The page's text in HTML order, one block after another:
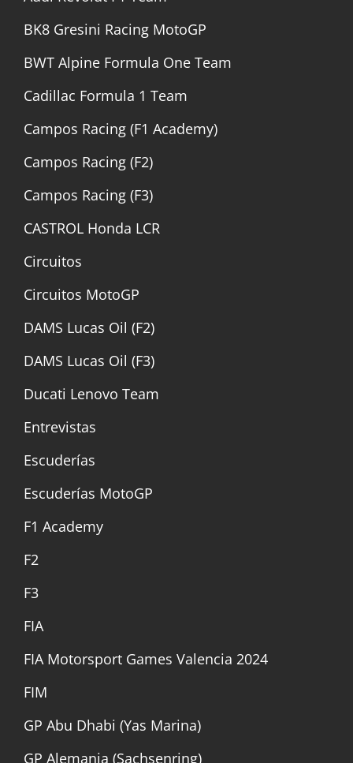
BK8 Gresini Racing MotoGP
BWT Alpine Formula One Team
Cadillac Formula 1 Team
Campos Racing (F1 Academy)
Campos Racing (F2)
Campos Racing (F3)
CASTROL Honda LCR
Circuitos
Circuitos MotoGP
DAMS Lucas Oil (F2)
DAMS Lucas Oil (F3)
Ducati Lenovo Team
Entrevistas
Escuderías
Escuderías MotoGP
F1 Academy
F2
F3
FIA
FIA Motorsport Games Valencia 2024
FIM
GP Abu Dhabi (Yas Marina)
GP Alemania (Sachsenring)